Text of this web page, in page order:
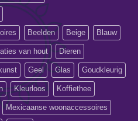
Beelden Beige Blauw
van hout Dieren
Geel Glas Goudkleurig
Kleurloos Koffiethee
Mexicaanse woonaccessoires